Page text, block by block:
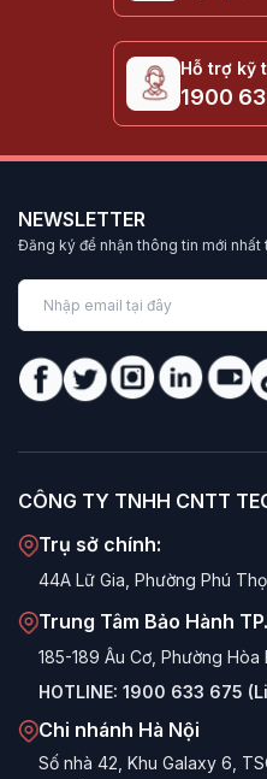
Hỗ trợ kỹ
1900
NEWSLETTER
Đăng ký để nhận thông tin mới nhất
CÔNG TY TNHH CNTT
Trụ sở chính:
44A Lữ Gia, Phường Phú
Trung Tâm Bảo Hành
185-189 Âu Cơ, Phường Hòa
HOTLINE: 1900 633 675
Chi nhánh Hà Nội
Số nhà 42, Khu Galaxy 6,